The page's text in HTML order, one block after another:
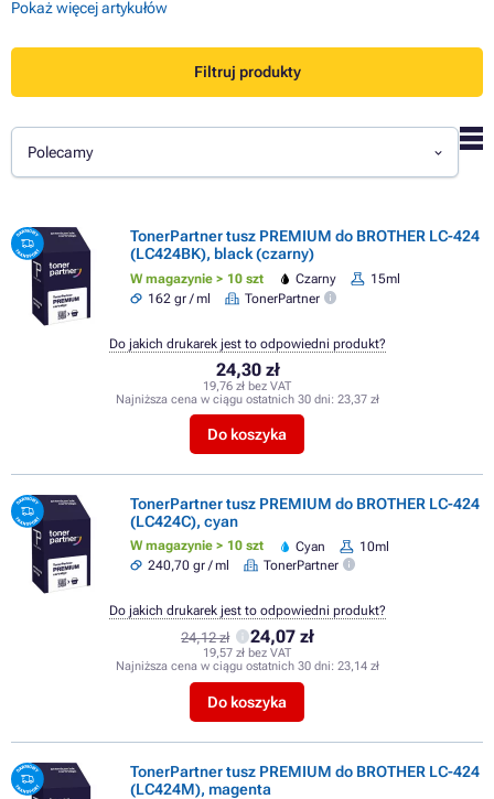
Pokaż więcej artykułów
Filtruj produkty
Polecamy
TonerPartner tusz PREMIUM do BROTHER LC-424
(LC424BK), black (czarny)
W magazynie > 10 szt Czarny
15ml
162 gr / ml
TonerPartner
24,30 zł
19,76 zł bez VAT
Najniższa cena w ciągu ostatnich 30 dni: 23,37 zł
Do koszyka
Do jakich drukarek jest to odpowiedni produkt?
TonerPartner tusz PREMIUM do BROTHER LC-424
(LC424C), cyan
W magazynie > 10 szt Cyan
10ml
240,70 gr / ml
TonerPartner
24,12 zł 24,07 zł
19,57 zł bez VAT
Najniższa cena w ciągu ostatnich 30 dni: 23,14 zł
Do koszyka
Do jakich drukarek jest to odpowiedni produkt?
TonerPartner tusz PREMIUM do BROTHER LC-424
(LC424M), magenta